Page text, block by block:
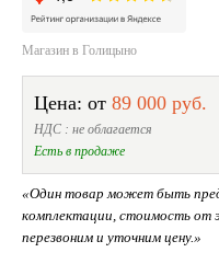
Магазин в Голицыно
Цена: от 89 000 руб.
НДС : не облагается
Есть в продаже
«Один товар может быть
комплектации, стоимость от
перезвоним и уточним цену.»